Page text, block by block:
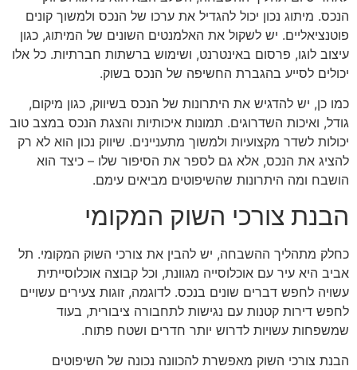
הנכס. מיתוג נכון יכול להגדיל את ערכו של הנכס ולמשוך קונים
פוטנציאליים. יש לשקול את האלמנטים השונים של המיתוג, כגון
עיצוב לוגו, פרסום באינטרנט, ושימוש ברשתות חברתיות. כל אלו
יכולים לסייע בהגברת החשיפה של הנכס בשוק.
כמו כן, יש להדגיש את היתרונות של הנכס בשיווק, כגון מיקום,
גודל, ואיכות השדרוגים. תמונות איכותיות והצגת הנכס במצב טוב
יכולות לשדר מקצועיות ולמשוך מתעניינים. שיווק נכון הוא לא רק
להציג את הנכס, אלא גם לספר את הסיפור שלו – כיצד הוא
הושבח ומה היתרונות שהשיפוטים מביאים עימם.
הבנת צורכי השוק המקומי
כחלק מתהליך ההשבחה, יש להבין את צורכי השוק המקומי. תל
אביב היא עיר עם אוכלוסייה מגוונת, וכל קבוצה אוכלוסייתית
עשויה לחפש דברים שונים בנכס. לדוגמה, זוגות צעירים עשויים
לחפש דירות קטנות עם נגישות לתחבורה ציבורית, בעוד
שמשפחות עשויות לדרוש יותר חדרים ושטח פתוח.
הבנת צורכי השוק מאפשרת להכוונה נכונה של השיפוטים